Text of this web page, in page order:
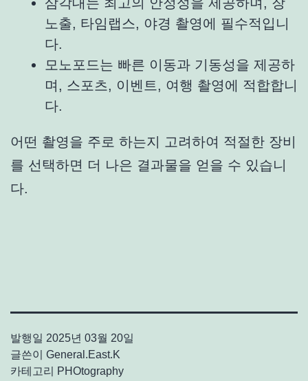
삼각대는 최고의 안정성을 제공하며, 장
노출, 타임랩스, 야경 촬영에 필수적입니
다.
모노포드는 빠른 이동과 기동성을 제공하
며, 스포츠, 이벤트, 여행 촬영에 적합합니
다.
어떤 촬영을 주로 하는지 고려하여 적절한 장비
를 선택하면 더 나은 결과물을 얻을 수 있습니
다.
발행일 2025년 03월 20일
글쓴이 General.East.K
카테고리
PHOtography